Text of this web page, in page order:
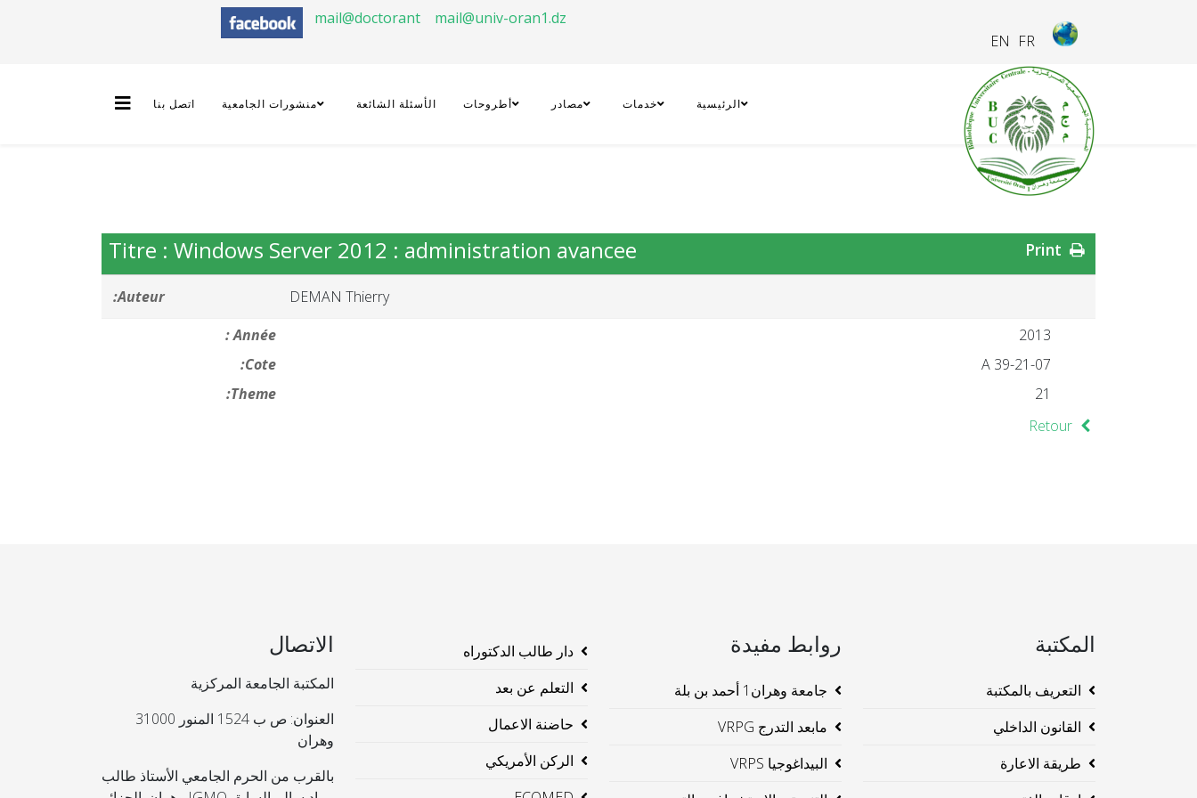
FR
EN
mail@doctorant mail@univ-oran1.dz
الرئيسية خدمات مصادر أطروحات الأسئلة الشائعة منشورات الجامعية اتصل بنا
Titre : Windows Server 2012 : administration avancee
Auteur:
DEMAN Thierry
Année :
2013
Cote:
21-07-A 39
Theme:
21
Retour
المكتبة
التعريف بالمكتبة
القانون الداخلي
طريقة الاعارة
روابط مفيدة
جامعة وهران1 أحمد بن بلة
مابعد التدرج VRPG
البيداغوجيا VRPS
دار طالب الدكتوراه
التعلم عن بعد
حاضنة الاعمال
الركن الأمريكي
الاتصال
المكتبة الجامعة المركزية
العنوان: ص ب 1524 المنور 31000
وهران
بالقرب من الحرم الجامعي الأستاذ طالب